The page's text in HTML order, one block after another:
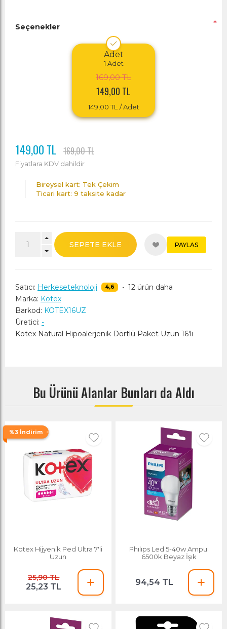
Seçenekler *
Adet
1 Adet
169,00 TL
149,00 TL
149,00 TL / Adet
149,00 TL 169,00 TL
Fiyatlara KDV dahildir
Bireysel kart: Tek Çekim
Ticari kart: 9 taksite kadar
SEPETE EKLE PAYLAS
Satıcı: Herkeseteknoloji 4,6 • 12 ürün daha
Marka: Kotex
Barkod: KOTEX16UZ
Üretici: -
Kotex Natural Hipoalerjenik Dörtlü Paket Uzun 16'lı
Bu Ürünü Alanlar Bunları da Aldı
%3 İndirim
Kotex Hijyenik Ped Ultra 7'li
Uzun
25,90 TL
25,23 TL
Phılıps Led 5-40w Ampul
6500k Beyaz İşık
94,54 TL